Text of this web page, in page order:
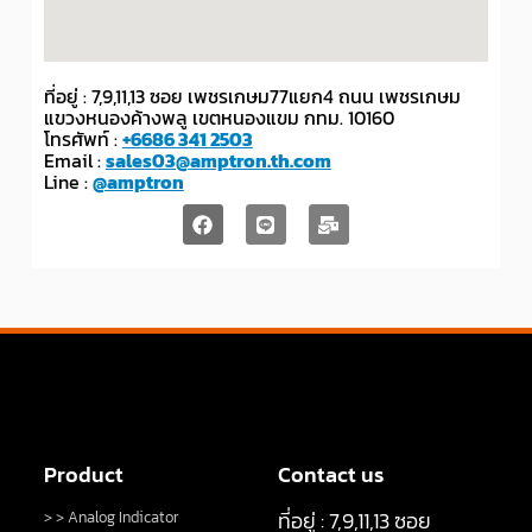
ที่อยู่ : 7,9,11,13 ซอย เพชรเกษม77แยก4 ถนน เพชรเกษม
แขวงหนองค้างพลู เขตหนองแขม กทม. 10160
โทรศัพท์ :+6686 341 2503
Email :sales03@amptron.th.com
Line :@amptron
Product
> > Analog Indicator
Contact us
ที่อยู่ : 7,9,11,13 ซอย